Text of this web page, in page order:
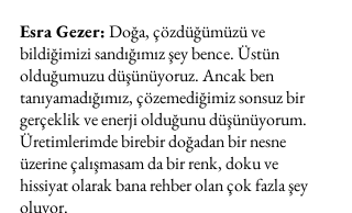
Esra Gezer: Doğa, çözdüğümüzü ve
bildiğimizi sandığımız şey bence. Üstün
olduğumuzu düşünüyoruz. Ancak ben
tanıyamadığımız, çözemediğimiz sonsuz bir
gerçeklik ve enerji olduğunu düşünüyorum.
Üretimlerimde birebir doğadan bir nesne
üzerine çalışmasam da bir renk, doku ve
hissiyat olarak bana rehber olan çok fazla şey
oluyor.